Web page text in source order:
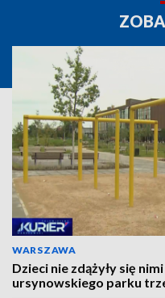
WARSZAWA
Dzieci nie zdążyły się
ursynowskiego parku